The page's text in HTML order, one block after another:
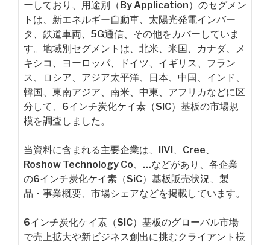
ーしており、用途別（By Application）のセグメン
トは、新エネルギー自動車、太陽光発電インバー
タ、鉄道車両、5G通信、その他をカバーしていま
す。地域別セグメントは、北米、米国、カナダ、メ
キシコ、ヨーロッパ、ドイツ、イギリス、フラン
ス、ロシア、アジア太平洋、日本、中国、インド、
韓国、東南アジア、南米、中東、アフリカなどに区
分して、6インチ炭化ケイ素（SiC）基板の市場規
模を調査しました。
当資料に含まれる主要企業は、IIVI、Cree、
Roshow Technology Co、…などがあり、各企業
の6インチ炭化ケイ素（SiC）基板販売状況、製
品・事業概要、市場シェアなどを掲載しています。
6インチ炭化ケイ素（SiC）基板のグローバル市場
で売上拡大や新ビジネス創出に挑むクライアント様